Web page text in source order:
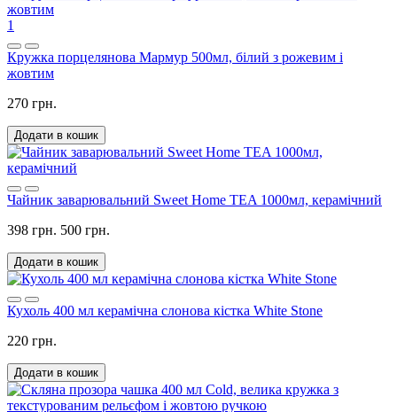
1
Кружка порцелянова Мармур 500мл, білий з рожевим і
жовтим
270 грн.
Додати в кошик
Чайник заварювальний Sweet Home TEA 1000мл, керамічний
398 грн. 500 грн.
Додати в кошик
Кухоль 400 мл керамічна слонова кістка White Stone
220 грн.
Додати в кошик